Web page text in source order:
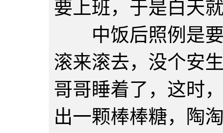
要上班，于是白天
中饭后照例是要
滚来滚去，没个安
哥哥睡着了，这时
出一颗棒棒糖，陶